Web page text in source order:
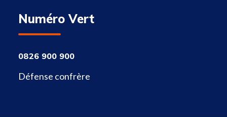
Numéro Vert
0826 900 900
Défense confrère